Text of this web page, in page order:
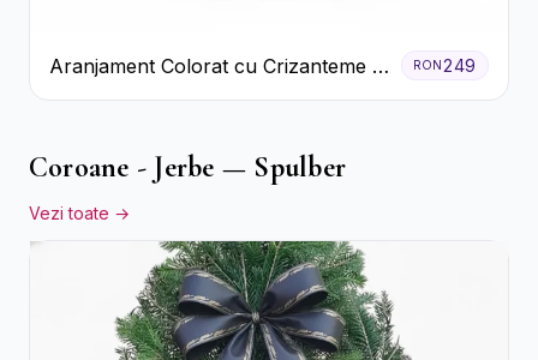
Aranjament Colorat cu Crizanteme în
Cutie Rustică
RON 249
Coroane - Jerbe — Spulber
Vezi toate →